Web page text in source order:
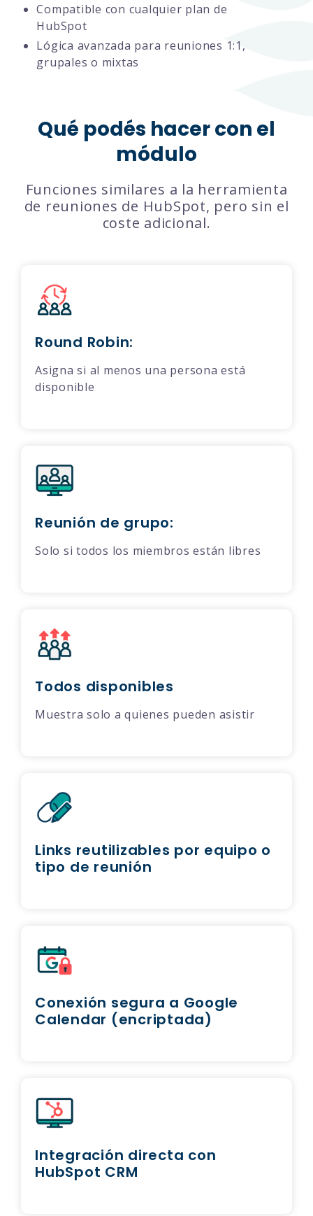
Compatible con cualquier plan de
HubSpot
Lógica avanzada para reuniones 1:1,
grupales o mixtas
Qué podés hacer con el
módulo
Funciones similares a la herramienta
de reuniones de HubSpot, pero sin el
coste adicional.
Round Robin:
Asigna si al menos una persona está
disponible
Reunión de grupo:
Solo si todos los miembros están libres
Todos disponibles
Muestra solo a quienes pueden asistir
Links reutilizables por equipo o
tipo de reunión
Conexión segura a Google
Calendar (encriptada)
Integración directa con
HubSpot CRM